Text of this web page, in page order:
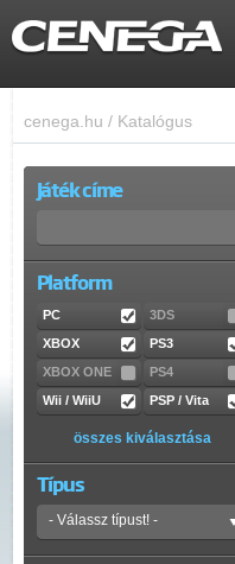
cenega.hu / Katalógus
Játék címe
Platform
PC
3DS
XBOX
PS3
XBOX ONE
PS4
Wii / WiiU
PSP / Vita
összes kiválasztása
Típus